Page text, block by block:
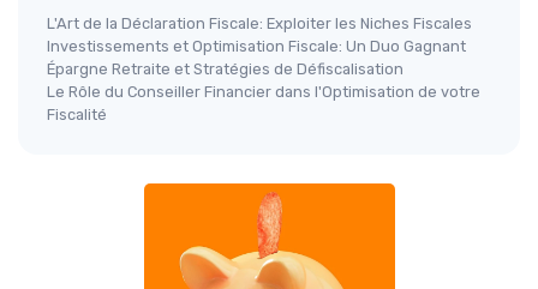
L'Art de la Déclaration Fiscale: Exploiter les Niches Fiscales
Investissements et Optimisation Fiscale: Un Duo Gagnant
Épargne Retraite et Stratégies de Défiscalisation
Le Rôle du Conseiller Financier dans l'Optimisation de votre
Fiscalité